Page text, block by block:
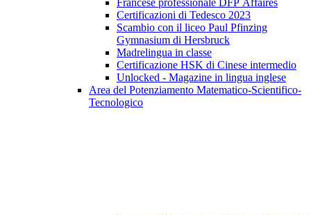
Francese professionale DFP Affaires
Certificazioni di Tedesco 2023
Scambio con il liceo Paul Pfinzing
Gymnasium di Hersbruck
Madrelingua in classe
Certificazione HSK di Cinese intermedio
Unlocked - Magazine in lingua inglese
Area del Potenziamento Matematico-Scientifico-
Tecnologico